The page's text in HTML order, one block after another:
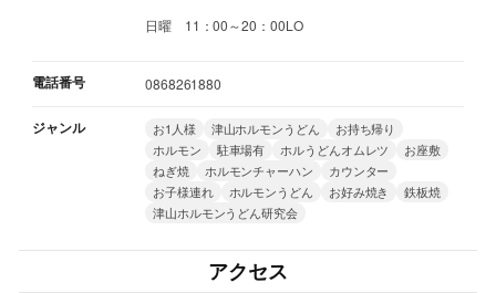
日曜 11：00～20：00LO
電話番号 0868261880
ジャンル お1人様 津山ホルモンうどん
お持ち帰り
ホルモン
駐車場有 ホルうどんオムレツ
お座敷
ねぎ焼
ホルモンチャーハン
カウンター
お子様連れ
ホルモンうどん お好み焼き
鉄板焼
津山ホルモンうどん研究会
アクセス